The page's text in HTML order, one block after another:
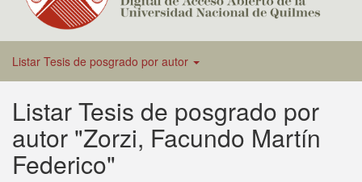
Listar Tesis de posgrado por autor
Listar Tesis de posgrado por
autor "Zorzi, Facundo Martín
Federico"